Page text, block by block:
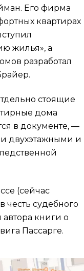
Его фирма
квартирах
жилья», а
разработал
стоящие
дома
в документе, —
двухэтажными и
(сейчас
честь судебного
книги о
Пассарге.